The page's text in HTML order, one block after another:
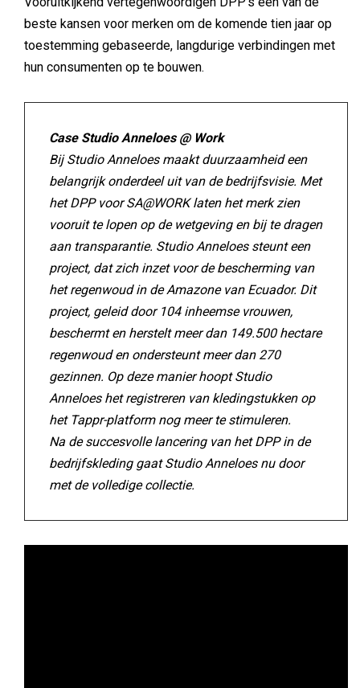
beste kansen voor merken om de komende tien jaar op
toestemming gebaseerde, langdurige verbindingen met
hun consumenten op te bouwen.
Case Studio Anneloes @ Work
Bij Studio Anneloes maakt duurzaamheid een
belangrijk onderdeel uit van de bedrijfsvisie. Met
het DPP voor SA@WORK laten het merk zien
vooruit te lopen op de wetgeving en bij te dragen
aan transparantie. Studio Anneloes steunt een
project, dat zich inzet voor de bescherming van
het regenwoud in de Amazone van Ecuador. Dit
project, geleid door 104 inheemse vrouwen,
beschermt en herstelt meer dan 149.500 hectare
regenwoud en ondersteunt meer dan 270
gezinnen. Op deze manier hoopt Studio
Anneloes het registreren van kledingstukken op
het Tappr-platform nog meer te stimuleren.
Na de succesvolle lancering van het DPP in de
bedrijfskleding gaat Studio Anneloes nu door
met de volledige collectie.